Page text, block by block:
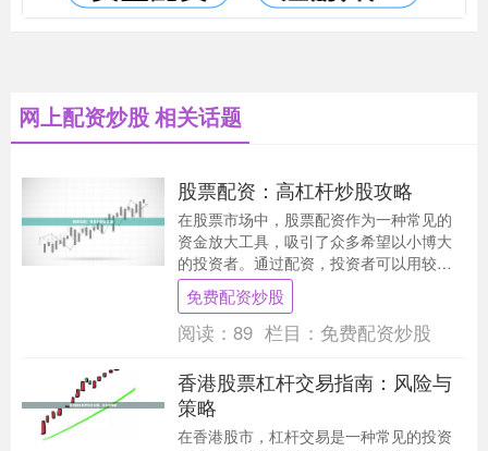
网上配资炒股 相关话题
股票配资：高杠杆炒股攻略
在股票市场中，股票配资作为一种常见的
资金放大工具，吸引了众多希望以小博大
的投资者。通过配资，投资者可以用较少
的自有资金撬动数倍于本金的交易额度。
但高杠杆也意味着....
免费配资炒股
阅读： 89 栏目： 免费配资炒股
香港股票杠杆交易指南：风险与
策略
在香港股市，杠杆交易是一种常见的投资